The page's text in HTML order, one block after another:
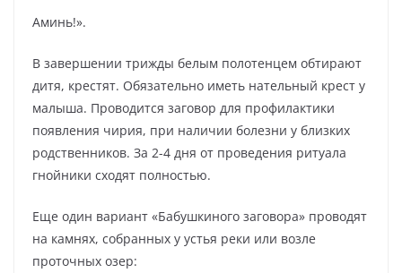
Аминь!».
В завершении трижды белым полотенцем обтирают
дитя, крестят. Обязательно иметь нательный крест у
малыша. Проводится заговор для профилактики
появления чирия, при наличии болезни у близких
родственников. За 2-4 дня от проведения ритуала
гнойники сходят полностью.
Еще один вариант «Бабушкиного заговора» проводят
на камнях, собранных у устья реки или возле
проточных озер: